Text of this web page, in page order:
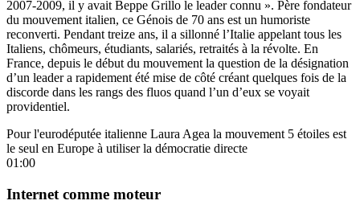
2007-2009, il y avait Beppe Grillo le leader connu ». Père fondateur
du mouvement italien, ce Génois de 70 ans est un humoriste
reconverti. Pendant treize ans, il a sillonné l’Italie appelant tous les
Italiens, chômeurs, étudiants, salariés, retraités à la révolte. En
France, depuis le début du mouvement la question de la désignation
d’un leader a rapidement été mise de côté créant quelques fois de la
discorde dans les rangs des fluos quand l’un d’eux se voyait
providentiel.
Pour l'eurodéputée italienne Laura Agea la mouvement 5 étoiles est
le seul en Europe à utiliser la démocratie directe
01:00
Internet comme moteur